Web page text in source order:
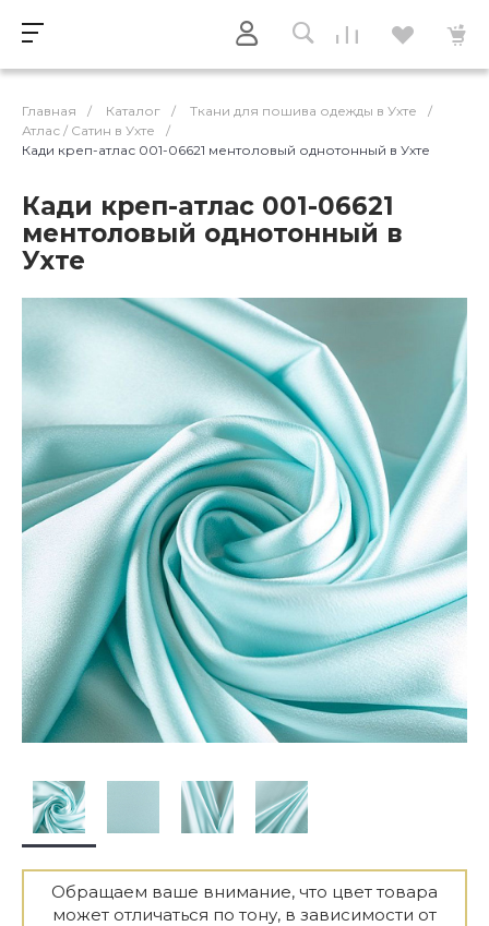
Главная / Каталог / Ткани для пошива одежды в Ухте
/
Атлас / Cатин в Ухте
/
Кади креп-атлас 001-06621 ментоловый однотонный в Ухте
Кади креп-атлас 001-06621
ментоловый однотонный в
Ухте
Обращаем ваше внимание, что цвет товара
может отличаться по тону, в зависимости от